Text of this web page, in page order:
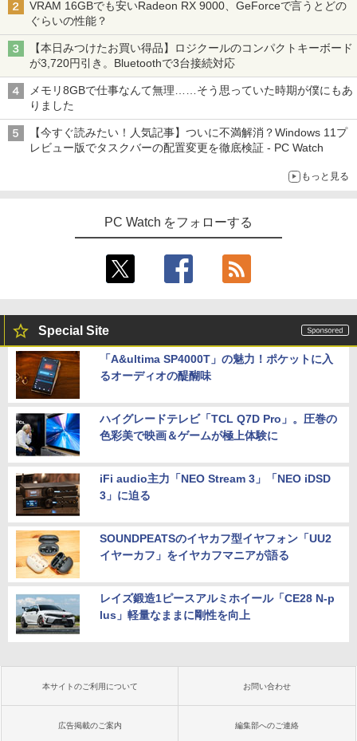
VRAM 16GBでも安いRadeon RX 9000、GeForceで言うとどの
ぐらいの性能？
【本日みつけたお買い得品】ロジクールのコンパクトキーボード
が3,720円引き。Bluetoothで3台接続対応
メモリ8GBで仕事なんて無理……そう思っていた時期が僕にもあ
りました
【今すぐ読みたい！人気記事】ついに不満解消？Windows 11プ
レビュー版でタスクバーの配置変更を徹底検証 - PC Watch
もっと見る
PC Watch をフォローする
Special Site
「A&ultima SP4000T」の魅力！ポケットに入
るオーディオの醍醐味
ハイグレードテレビ「TCL Q7D Pro」。圧巻の
色彩美で映画＆ゲームが極上体験に
iFi audio主力「NEO Stream 3」「NEO iDSD
3」に迫る
SOUNDPEATSのイヤカフ型イヤフォン「UU2
イヤーカフ」をイヤカフマニアが語る
レイズ鍛造1ピースアルミホイール「CE28 N-p
lus」軽量なままに剛性を向上
本サイトのご利用について お問い合わせ
広告掲載のご案内 編集部へのご連絡